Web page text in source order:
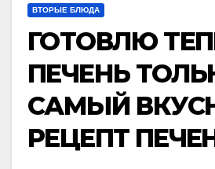
ВТОРЫЕ БЛЮДА
ГОТОВЛЮ
ПЕЧЕНЬ
САМЫЙ
РЕЦЕПТ